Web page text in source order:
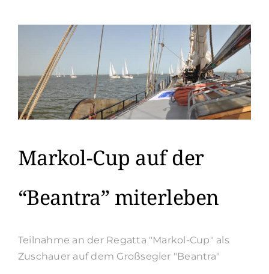
Kundenbereich
Markol-Cup auf der
“Beantra” miterleben
Teilnahme an der Regatta "Markol-Cup" als
Zuschauer auf dem Großsegler "Beantra"